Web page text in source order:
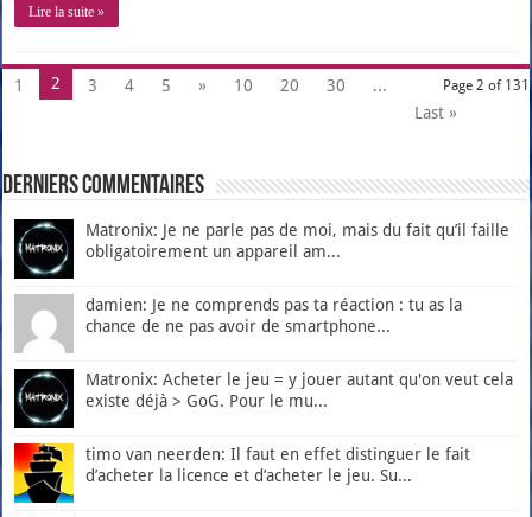
Lire la suite »
Page 2 of 131
1 2 3 4 5 » 10 20 30
...
Last »
Derniers Commentaires
Matronix: Je ne parle pas de moi, mais du fait qu’il faille
obligatoirement un appareil am...
damien: Je ne comprends pas ta réaction : tu as la
chance de ne pas avoir de smartphone...
Matronix: Acheter le jeu = y jouer autant qu'on veut cela
existe déjà > GoG. Pour le mu...
timo van neerden: Il faut en effet distinguer le fait
d’acheter la licence et d’acheter le jeu. Su...